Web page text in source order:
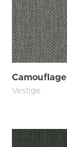
Camouflage
Vestige